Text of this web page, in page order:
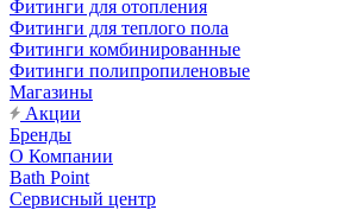
Фитинги для отопления
Фитинги для теплого пола
Фитинги комбинированные
Фитинги полипропиленовые
Магазины
Акции
Бренды
О Компании
Bath Point
Сервисный центр